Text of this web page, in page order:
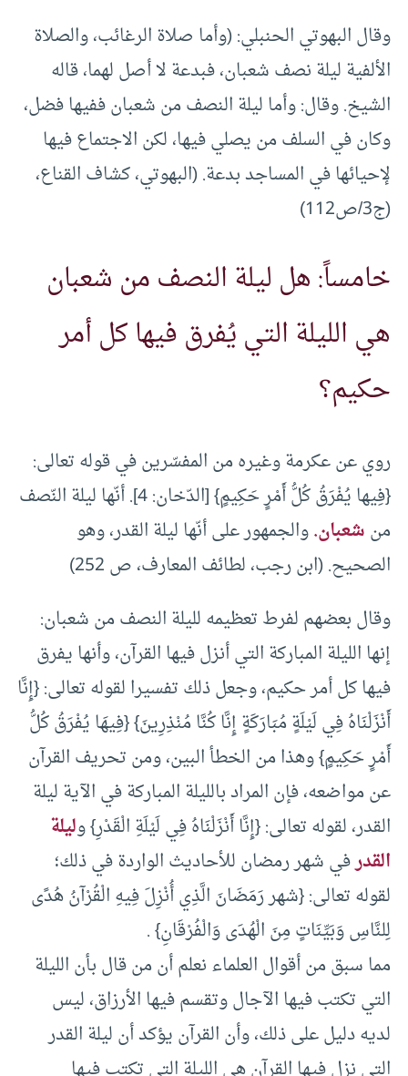
وقال البهوتي الحنبلي: (وأما صلاة الرغائب، والصلاة
الألفية ليلة نصف شعبان، فبدعة لا أصل لهما، قاله
الشيخ. وقال: وأما ليلة النصف من شعبان ففيها فضل،
وكان في السلف من يصلي فيها، لكن الاجتماع فيها
لإحيائها في المساجد بدعة. (البهوتي، كشاف القناع،
(ج3/ص112)
خامساً: هل ليلة النصف من شعبان
هي الليلة التي يُفرق فيها كل أمر
حكيم؟
روي عن عكرمة وغيره من المفسّرين في قوله تعالى:
{فِيها يُفْرَقُ كُلُّ أَمْرٍ حَكِيمٍ} [الدّخان: 4]. أنّها ليلة النّصف
منشعبان.والجمهور على أنّها ليلة القدر، وهو
الصحيح. (ابن رجب، لطائف المعارف، ص 252)
وقال بعضهم لفرط تعظيمه لليلة النصف من شعبان:
إنها الليلة المباركة التي أنزل فيها القرآن، وأنها يفرق
فيها كل أمر حكيم، وجعل ذلك تفسيرا لقوله تعالى: {إِنَّا
أَنْزَلْنَاهُ فِي لَيْلَةٍ مُبَارَكَةٍ إِنَّا كُنَّا مُنْذِرِينَ} {فِيهَا يُفْرَقُ كُلُّ
أَمْرٍ حَكِيمٍ} وهذا من الخطأ البين، ومن تحريف القرآن
عن مواضعه، فإن المراد بالليلة المباركة في الآية ليلة
القدر، لقوله تعالى: {إِنَّا أَنْزَلْنَاهُ فِي لَيْلَةِ الْقَدْرِ} وليلة
القدرفي شهر رمضان للأحاديث الواردة في ذلك؛
لقوله تعالى: {شهر رَمَضَانَ الَّذِي أُنْزِلَ فِيهِ الْقُرْآنُ هُدًى
لِلنَّاسِ وَبَيِّنَاتٍ مِنَ الْهُدَى وَالْفُرْقَانِ} .
مما سبق من أقوال العلماء نعلم أن من قال بأن الليلة
التي تكتب فيها الآجال وتقسم فيها الأرزاق، ليس
لديه دليل على ذلك، وأن القرآن يؤكد أن ليلة القدر
التي نزل فيها القرآن هي الليلة التي تكتب فيها